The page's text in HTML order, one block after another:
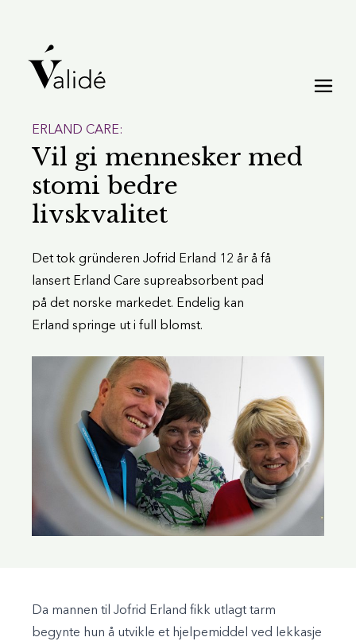
ERLAND CARE:
Vil gi mennesker med
stomi bedre
livskvalitet
Det tok gründeren Jofrid Erland 12 år å få
lansert Erland Care supreabsorbent pad
på det norske markedet. Endelig kan
Erland springe ut i full blomst.
Da mannen til Jofrid Erland fikk utlagt tarm
begynte hun å utvikle et hjelpemiddel ved lekkasje